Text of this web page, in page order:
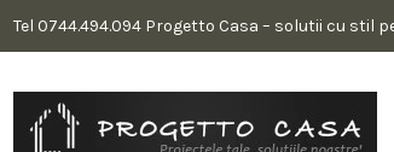
Tel 0744.494.094 Progetto Casa – solutii cu stil